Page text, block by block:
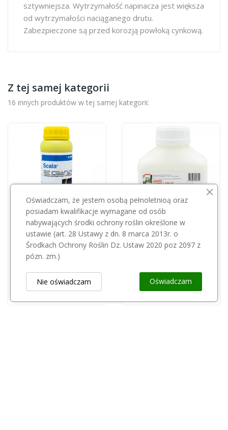
sztywniejsza. Wytrzymałość napinacza jest większa
od wytrzymałości naciąganego drutu.
Zabezpieczone są przed korozją powłoką cynkową.
Z tej samej kategorii
16 innych produktów w tej samej kategorii:
Przepraszamy, ten produkt
jest niedostępny.
BASF
Scala 1l
180,00 zł
Exirel 100 SE 1l
Oświadczam, że jestem osobą pełnoletnioą oraz
posiadam kwalifikacje wymagane od osób
nabywających środki ochrony roślin określone w
ustawie (art. 28 Ustawy z dn. 8 marca 2013r. o
Środkach Ochrony Roślin Dz. Ustaw 2020 poz 2097 z
pózn. zm.)
Oświadczam
Nie oświadczam